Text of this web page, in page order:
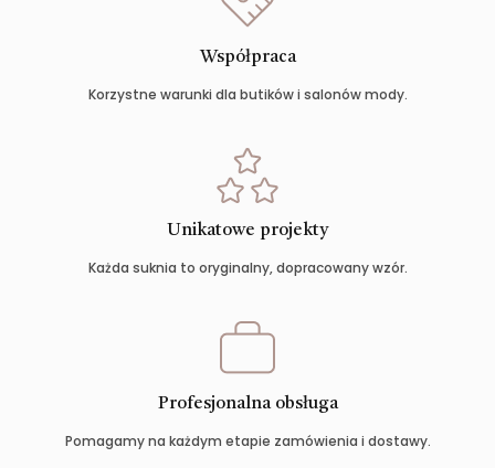
Współpraca
Korzystne warunki dla butików i salonów mody.
Unikatowe projekty
Każda suknia to oryginalny, dopracowany wzór.
Profesjonalna obsługa
Pomagamy na każdym etapie zamówienia i dostawy.